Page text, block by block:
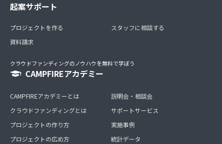
起案サポート
プロジェクトを作る
資料請求
スタッフに相談する
クラウドファンディングのノウハウを無料で学ぼう
CAMPFIREアカデミー
CAMPFIREアカデミーとは
クラウドファンディングとは
プロジェクトの作り方
プロジェクトの広め方
説明会・相談会
サポートサービス
実施事例
統計データ